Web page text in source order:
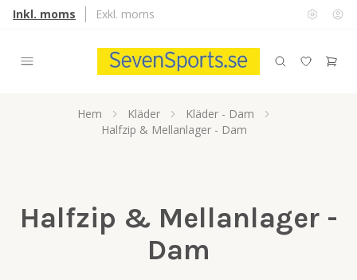
Inkl. moms Exkl. moms
Hem Kläder
Kläder - Dam
Halfzip & Mellanlager - Dam
Halfzip & Mellanlager -
Dam